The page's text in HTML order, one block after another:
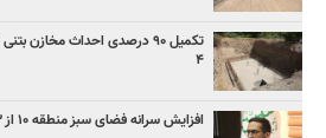
تکمیل ۹۰ درصدی احداث مخازن
۴
افزایش سرانه فضای سبز منطقه ۱۰ از ۲.۳ به ۳.۲ مترمربع